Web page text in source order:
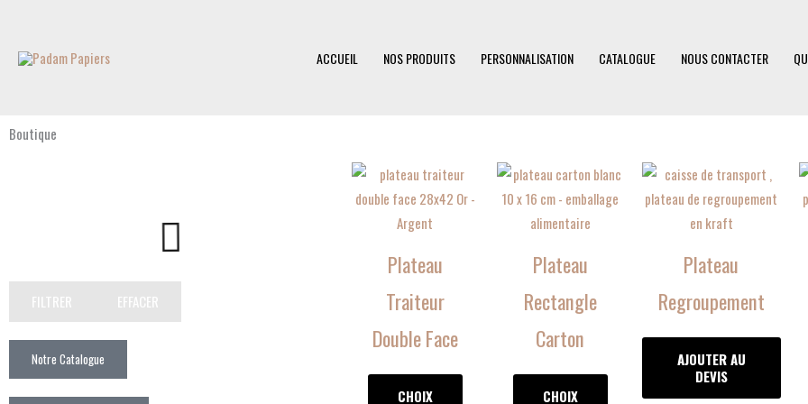
contenu
ACCUEIL NOS PRODUITS PERSONNALISATION CATALOGUE NOUS CONTACTER
Boutique
FILTRER EFFACER
Notre Catalogue
Plateau
Traiteur
Double Face
CHOIX
Ce
produit
a
variations.
Les
peuvent
choisies
Plateau
Rectangle
Carton
CHOIX
Ce
produit
a
variations.
Les
options
peuvent
choisies
Plateau
Regroupement
AJOUTER AU
DEVIS